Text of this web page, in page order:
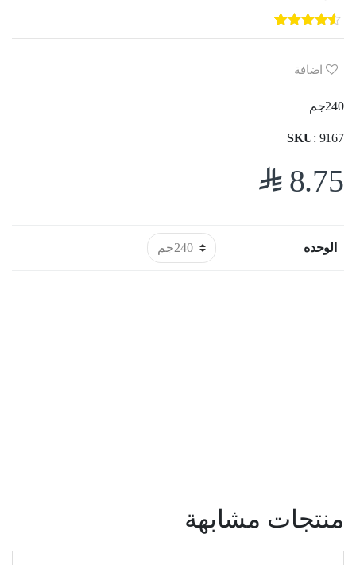
5
out of
5
3
customer
ratings
اضافة
240جم
SKU: 9167
8.75
$
الوحده
منتجات مشابهة